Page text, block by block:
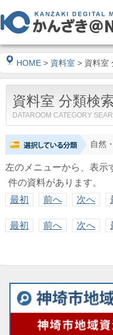
HOME > 資料室 > 資料室
資料室 分類検
DATAROOM CATEGORY
自然
左のメニューから、表示
件の資料があります。
最初
前へ 次へ
最初 前へ 次へ